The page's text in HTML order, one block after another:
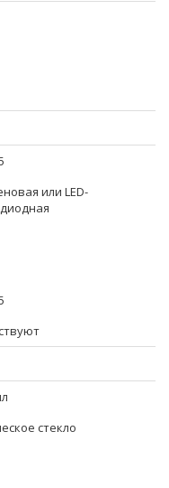
или LED-
стекло